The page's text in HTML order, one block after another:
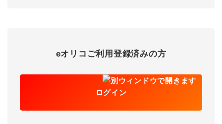
eオリコご利用登録済みの方
ログイン